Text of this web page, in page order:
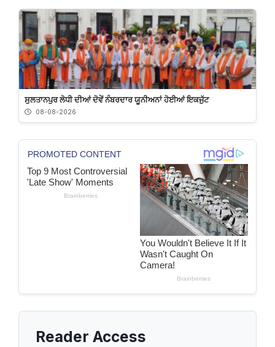
ਸੁਲਤਾਨਪੁਰ ਲੋਧੀ ਦੀਆਂ ਦੋਵੇਂ ਨੰਬਰਦਾਰ ਯੂਨੀਅਨਾਂ ਹੋਈਆਂ ਇਕਜੁੱਟ
08-08-2026
Reader Access